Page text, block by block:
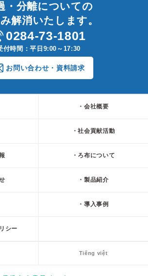
・分離についての
解消いたします。
0284-73-1801
付時間：平日9:00～17:30
お問い合わせ・資料請求
会社概要
社会貢献活動
ろ布について
製品紹介
導入事例
シー
Tiếng việt